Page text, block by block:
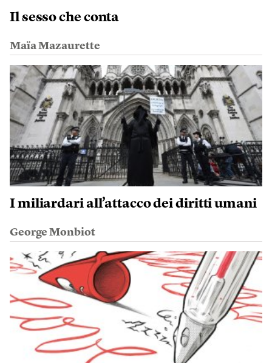
Il sesso che conta
Maïa Mazaurette
I miliardari all’attacco dei diritti umani
George Monbiot